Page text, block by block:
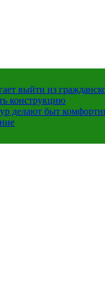
выйти из
конструкцию
делают быт